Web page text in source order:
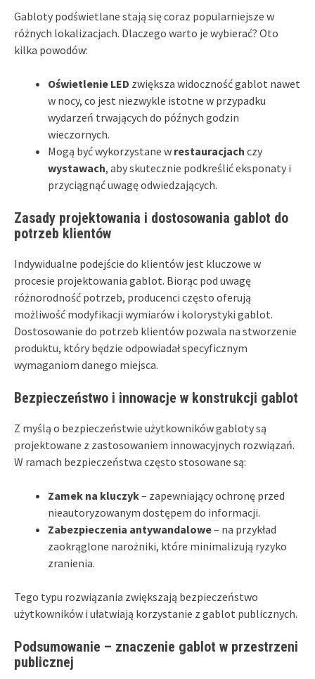
Gabloty podświetlane stają się coraz popularniejsze w
różnych lokalizacjach. Dlaczego warto je wybierać? Oto
kilka powodów:
Oświetlenie LED zwiększa widoczność gablot nawet
w nocy, co jest niezwykle istotne w przypadku
wydarzeń trwających do późnych godzin
wieczornych.
Mogą być wykorzystane w restauracjach czy
wystawach, aby skutecznie podkreślić eksponaty i
przyciągnąć uwagę odwiedzających.
Zasady projektowania i dostosowania gablot do
potrzeb klientów
Indywidualne podejście do klientów jest kluczowe w
procesie projektowania gablot. Biorąc pod uwagę
różnorodność potrzeb, producenci często oferują
możliwość modyfikacji wymiarów i kolorystyki gablot.
Dostosowanie do potrzeb klientów pozwala na stworzenie
produktu, który będzie odpowiadał specyficznym
wymaganiom danego miejsca.
Bezpieczeństwo i innowacje w konstrukcji gablot
Z myślą o bezpieczeństwie użytkowników gabloty są
projektowane z zastosowaniem innowacyjnych rozwiązań.
W ramach bezpieczeństwa często stosowane są:
Zamek na kluczyk– zapewniający ochronę przed
nieautoryzowanym dostępem do informacji.
Zabezpieczenia antywandalowe– na przykład
zaokrąglone narożniki, które minimalizują ryzyko
zranienia.
Tego typu rozwiązania zwiększają bezpieczeństwo
użytkowników i ułatwiają korzystanie z gablot publicznych.
Podsumowanie – znaczenie gablot w przestrzeni
publicznej